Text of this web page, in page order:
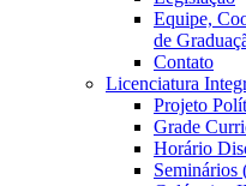
Equipe,
de
Contato
Licenciatura
Projeto
Grade
Horário
Seminários